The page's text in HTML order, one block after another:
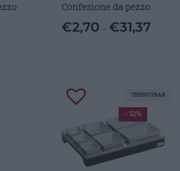
Confezione da pezzo
€2,70 – €31,37
- 32%
TRENDYBAR